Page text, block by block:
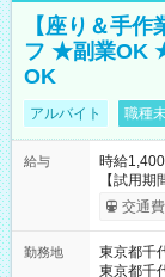
【座り＆手
フ ★副業OK
OK
アルバイト 職種
給与
時給
【試用
給与は本
交通
勤務地
東京都千
東京都千